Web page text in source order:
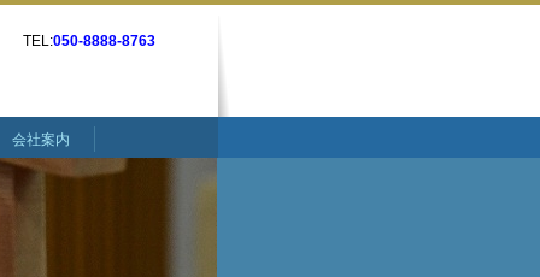
TEL:050-8888-8763
会社案内